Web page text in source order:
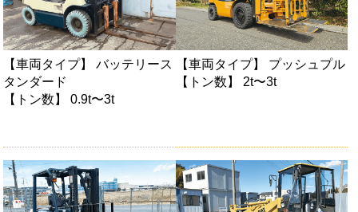
【車両タイプ】 バッテリース
タンダード
【トン数】 0.9t〜3t
【車両タイプ】 プッシュプル
【トン数】 2t〜3t